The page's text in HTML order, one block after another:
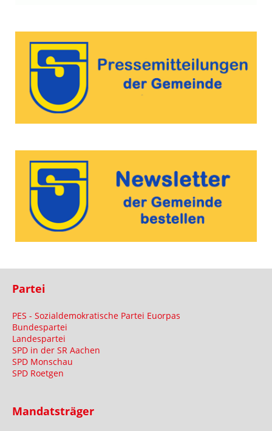
Partei
PES - Sozialdemokratische Partei Euorpas
Bundespartei
Landespartei
SPD in der SR Aachen
SPD Monschau
SPD Roetgen
Mandatsträger